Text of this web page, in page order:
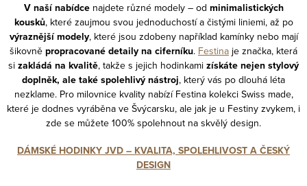
V naší nabídcenajdete různé modely – od minimalistických
kousků, které zaujmou svou jednoduchostí a čistými liniemi, až po
výraznější modely, které jsou zdobeny například kamínky nebo mají
šikovně propracované detaily na ciferníku. Festina je značka, která
si zakládá na kvalitě, takže s jejich hodinkami získáte nejen stylový
doplněk, ale také spolehlivý nástroj, který vás po dlouhá léta
nezklame. Pro milovnice kvality nabízí Festina kolekci Swiss made,
které je dodnes vyráběna ve Švýcarsku, ale jak je u Festiny zvykem, i
zde se můžete 100% spolehnout na skvělý design.
DÁMSKÉ HODINKY JVD – KVALITA, SPOLEHLIVOST A ČESKÝ
DESIGN